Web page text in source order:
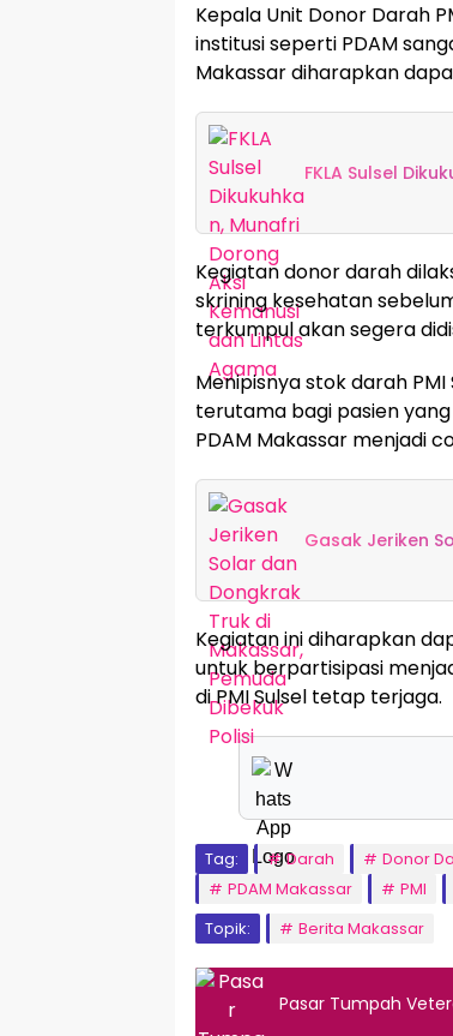
Kepala Unit Donor Darah
institusi seperti PDAM
Makassar diharapkan
FKLA Sulsel
Kegiatan donor darah
skrining kesehatan
terkumpul akan segera
Menipisnya stok darah
terutama bagi pasien
PDAM Makassar menjadi
Gasak Jeriken
Kegiatan ini diharapkan
untuk berpartisipasi
di PMI Sulsel tetap terjaga.
Tag: Darah Donor
PDAM Makassar
PMI
Topik:
Berita Makassar
Pasar Tumpah